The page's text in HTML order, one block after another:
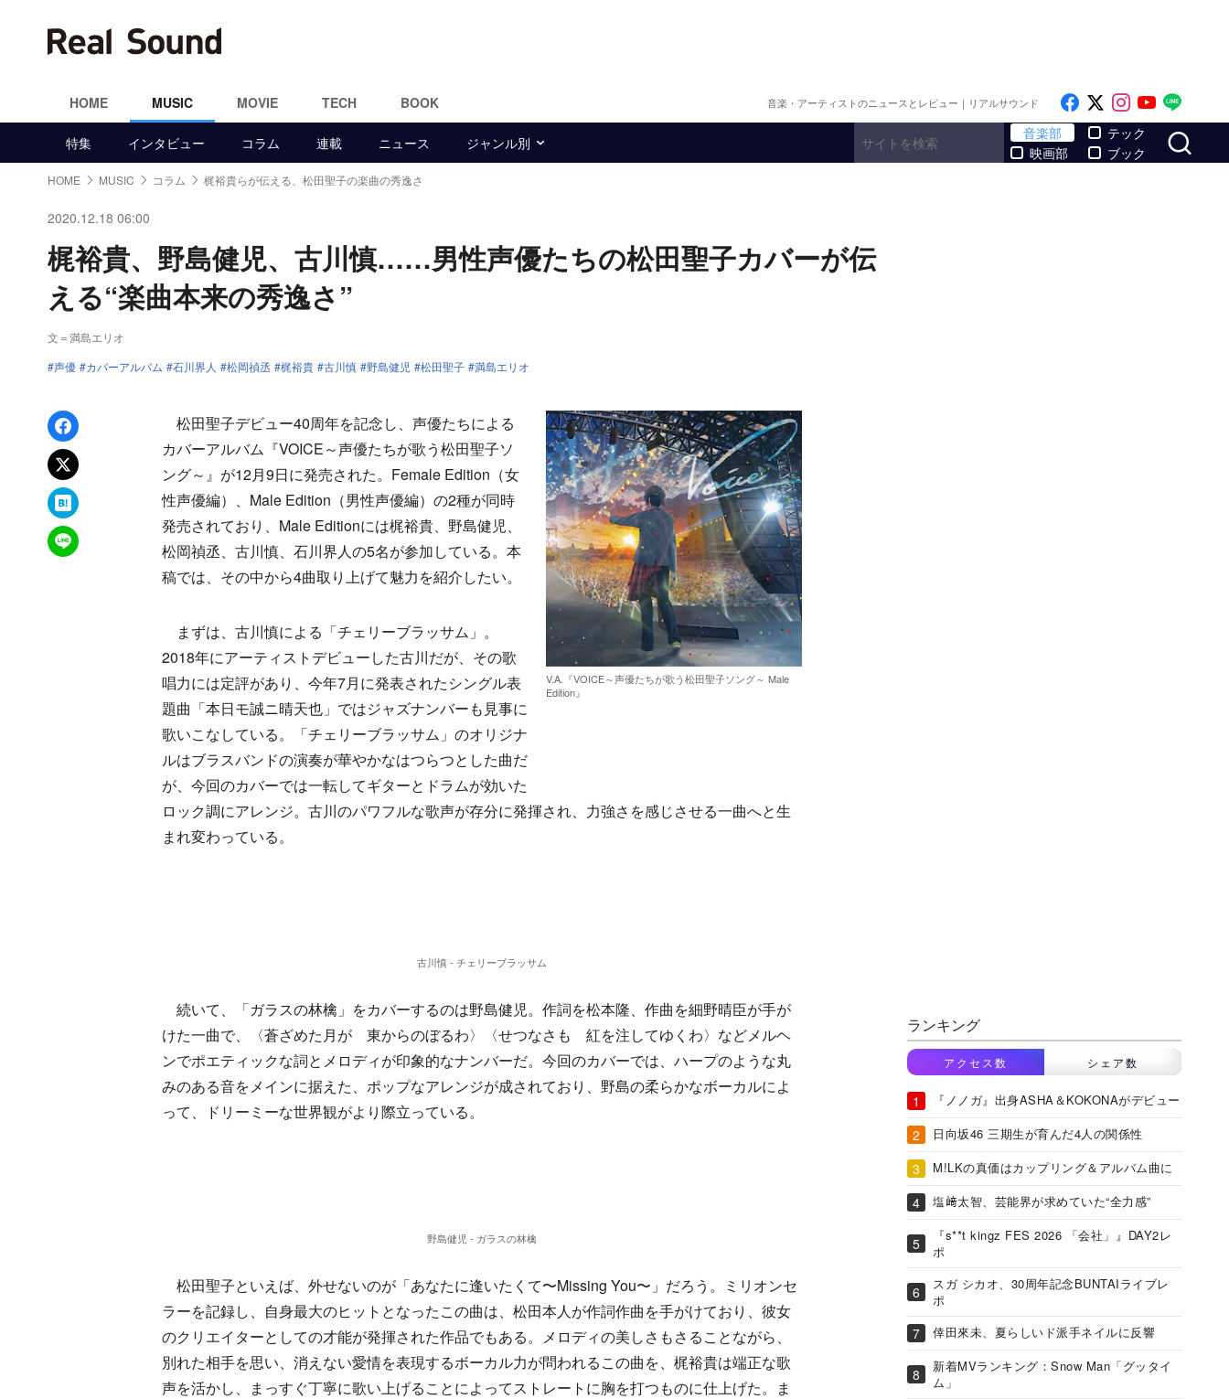
HOME MUSIC MOVIE TECH BOOK 音楽・アーティストのニュースとレビュー｜リアルサウンド Like on Facebook
Follow on x
Follow on
Follow
特集 インタビュー コラム 連載 ニュース ジャンル別
音楽部
映画部
テック
ブック
HOME MUSIC コラム 梶裕貴らが伝える、松田聖子の楽曲の秀逸さ
2020.12.18 06:00
梶裕貴、野島健児、古川慎……男性声優たちの松田聖子カバーが伝
える“楽曲本来の秀逸さ”
文＝満島エリオ
声優
カバーアルバム 石川界人 松岡禎丞 梶裕貴 古川慎 野島健児 松田聖子 満島エリオ
Facebookでシェア
xでポスト
はてなブックマーク
LINEで送る
V.A.『VOICE～声優たちが歌う松田聖子ソング～ Male
Edition』
松田聖子デビュー40周年を記念し、声優たちによる
カバーアルバム『VOICE～声優たちが歌う松田聖子ソ
ング～』が12月9日に発売された。Female Edition（女
性声優編）、Male Edition（男性声優編）の2種が同時
発売されており、Male Editionには梶裕貴、野島健児、
松岡禎丞、古川慎、石川界人の5名が参加している。本
稿では、その中から4曲取り上げて魅力を紹介したい。
まずは、古川慎による「チェリーブラッサム」。
2018年にアーティストデビューした古川だが、その歌
唱力には定評があり、今年7月に発表されたシングル表
題曲「本日モ誠ニ晴天也」ではジャズナンバーも見事に
歌いこなしている。「チェリーブラッサム」のオリジナ
ルはブラスバンドの演奏が華やかなはつらつとした曲だ
が、今回のカバーでは一転してギターとドラムが効いた
ロック調にアレンジ。古川のパワフルな歌声が存分に発揮され、力強さを感じさせる一曲へと生
まれ変わっている。
古川慎 - チェリーブラッサム
続いて、「ガラスの林檎」をカバーするのは野島健児。作詞を松本隆、作曲を細野晴臣が手が
けた一曲で、〈蒼ざめた月が 東からのぼるわ〉〈せつなさも 紅を注してゆくわ〉などメルヘ
ンでポエティックな詞とメロディが印象的なナンバーだ。今回のカバーでは、ハープのような丸
みのある音をメインに据えた、ポップなアレンジが成されており、野島の柔らかなボーカルによ
って、ドリーミーな世界観がより際立っている。
野島健児 - ガラスの林檎
松田聖子といえば、外せないのが「あなたに逢いたくて〜Missing You〜」だろう。ミリオンセ
ラーを記録し、自身最大のヒットとなったこの曲は、松田本人が作詞作曲を手がけており、彼女
のクリエイターとしての才能が発揮された作品でもある。メロディの美しさもさることながら、
別れた相手を思い、消えない愛情を表現するボーカル力が問われるこの曲を、梶裕貴は端正な歌
声を活かし、まっすぐ丁寧に歌い上げることによってストレートに胸を打つものに仕上げた。ま
ランキング
アクセス数 シェア数
『ノノガ』出身ASHA＆KOKONAがデビュー
日向坂46 三期生が育んだ4人の関係性
M!LKの真価はカップリング＆アルバム曲に
塩﨑太智、芸能界が求めていた“全力感”
『s**t kingz FES 2026 「会社」』DAY2レ
ポ
スガ シカオ、30周年記念BUNTAIライブレ
ポ
倖田來未、夏らしいド派手ネイルに反響
新着MVランキング：Snow Man「グッタイ
ム」